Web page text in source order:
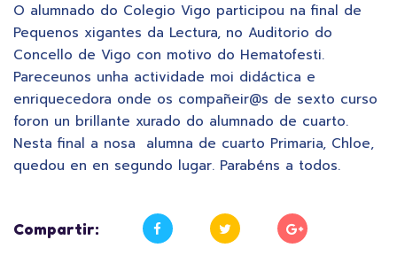
O alumnado do Colegio Vigo participou na final de
Pequenos xigantes da Lectura, no Auditorio do
Concello de Vigo con motivo do Hematofesti.
Pareceunos unha actividade moi didáctica e
enriquecedora onde os compañeir@s de sexto curso
foron un brillante xurado do alumnado de cuarto.
Nesta final a nosa alumna de cuarto Primaria, Chloe,
quedou en en segundo lugar. Parabéns a todos.
Compartir: